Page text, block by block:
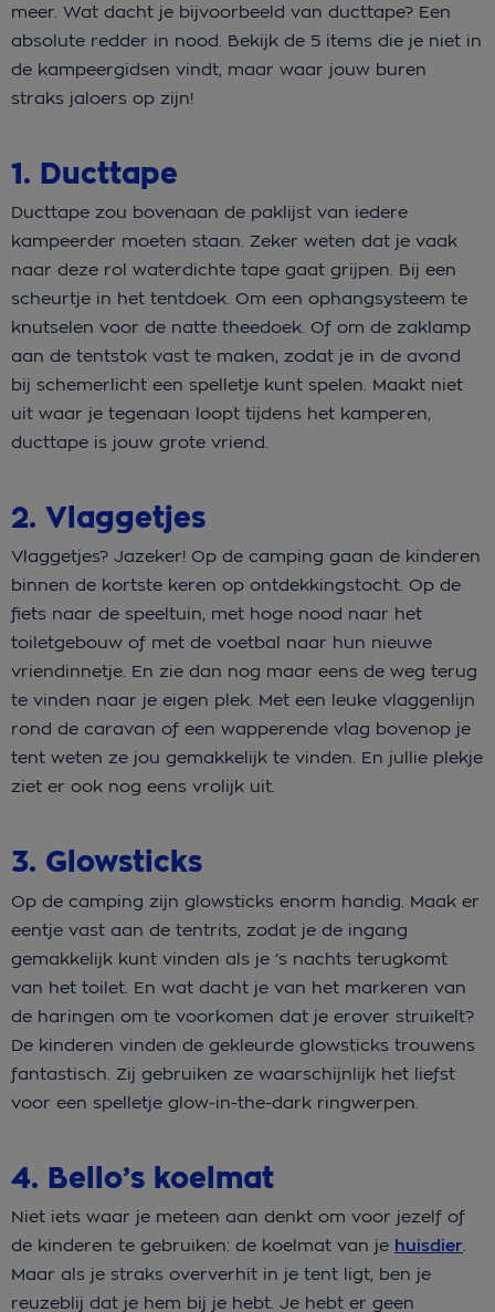
meer. Wat dacht je bijvoorbeeld van ducttape? Een
absolute redder in nood. Bekijk de 5 items die je niet in
de kampeergidsen vindt, maar waar jouw buren
straks jaloers op zijn!
1. Ducttape
Ducttape zou bovenaan de paklijst van iedere
kampeerder moeten staan. Zeker weten dat je vaak
naar deze rol waterdichte tape gaat grijpen. Bij een
scheurtje in het tentdoek. Om een ophangsysteem te
knutselen voor de natte theedoek. Of om de zaklamp
aan de tentstok vast te maken, zodat je in de avond
bij schemerlicht een spelletje kunt spelen. Maakt niet
uit waar je tegenaan loopt tijdens het kamperen,
ducttape is jouw grote vriend.
2. Vlaggetjes
Vlaggetjes? Jazeker! Op de camping gaan de kinderen
binnen de kortste keren op ontdekkingstocht. Op de
fiets naar de speeltuin, met hoge nood naar het
toiletgebouw of met de voetbal naar hun nieuwe
vriendinnetje. En zie dan nog maar eens de weg terug
te vinden naar je eigen plek. Met een leuke vlaggenlijn
rond de caravan of een wapperende vlag bovenop je
tent weten ze jou gemakkelijk te vinden. En jullie plekje
ziet er ook nog eens vrolijk uit.
3. Glowsticks
Op de camping zijn glowsticks enorm handig. Maak er
eentje vast aan de tentrits, zodat je de ingang
gemakkelijk kunt vinden als je ’s nachts terugkomt
van het toilet. En wat dacht je van het markeren van
de haringen om te voorkomen dat je erover struikelt?
De kinderen vinden de gekleurde glowsticks trouwens
fantastisch. Zij gebruiken ze waarschijnlijk het liefst
voor een spelletje glow-in-the-dark ringwerpen.
4. Bello’s koelmat
Niet iets waar je meteen aan denkt om voor jezelf of
de kinderen te gebruiken: de koelmat van je huisdier
Maar als je straks oververhit in je tent ligt, ben je
reuzeblij dat je hem bij je hebt. Je hebt er geen